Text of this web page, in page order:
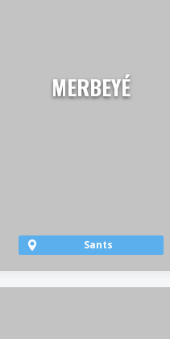
MERBEYÉ
Sants